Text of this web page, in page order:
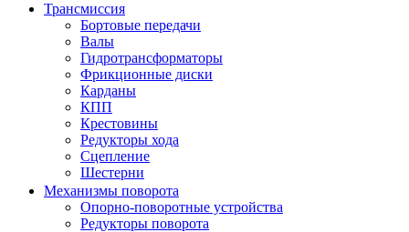
Трансмиссия
Бортовые передачи
Валы
Гидротрансформаторы
Фрикционные диски
Карданы
КПП
Крестовины
Редукторы хода
Сцепление
Шестерни
Механизмы поворота
Опорно-поворотные устройства
Редукторы поворота